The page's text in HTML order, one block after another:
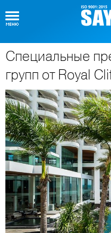
О Таиланде
Специальные
групп от Royal